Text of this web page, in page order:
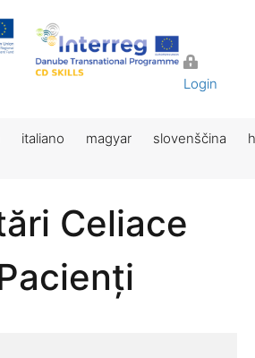
Login
italiano magyar slovenščina
Celiace